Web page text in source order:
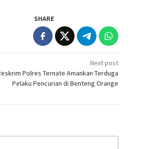
SHARE
Next post
Polres Ternate Amankan Terduga
Pelaku Pencurian di Benteng Orange